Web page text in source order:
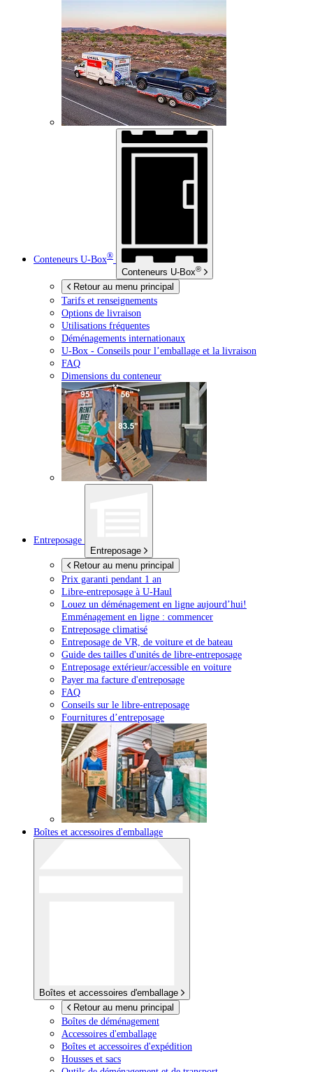
Conteneurs U-Box®
Conteneurs U-Box®
Retour au menu principal
Tarifs et renseignements
Options de livraison
Utilisations fréquentes
Déménagements internationaux
U-Box - Conseils pour l’emballage et la livraison
FAQ
Dimensions du conteneur
Entreposage
Entreposage
Retour au menu principal
Prix garanti pendant 1 an
Libre-entreposage à U-Haul
Louez un déménagement en ligne aujourd’hui!
Emménagement en ligne : commencer
Entreposage climatisé
Entreposage de VR, de voiture et de bateau
Guide des tailles d'unités de libre-entreposage
Entreposage extérieur/accessible en voiture
Payer ma facture d'entreposage
FAQ
Conseils sur le libre-entreposage
Fournitures d’entreposage
Boîtes et accessoires d'emballage
Boîtes et accessoires d'emballage
Retour au menu principal
Boîtes de déménagement
Accessoires d'emballage
Boîtes et accessoires d'expédition
Housses et sacs